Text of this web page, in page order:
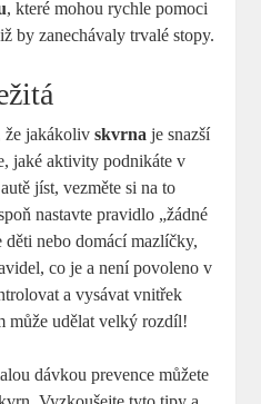
, které mohou rychle pomoci
by zanechávaly trvalé stopy.
že jakákolivskvrna je snazší
jaké aktivity podnikáte v
jíst, vezměte si na to
nastavte pravidlo „žádné
nebo domácí mazlíčky,
co je a není povoleno v
a vysávat vnitřek
může udělat velký rozdíl!
dávkou prevence můžete